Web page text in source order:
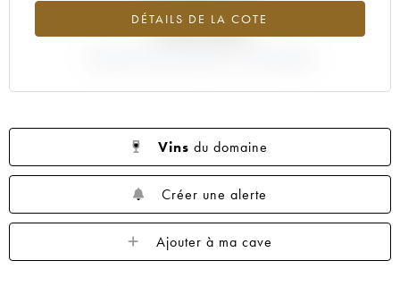
1952
1950 1949 1948
1947
1925
DÉTAILS DE LA COTE
+193.44%
Vins du domaine
Créer une alerte
Ajouter à ma cave